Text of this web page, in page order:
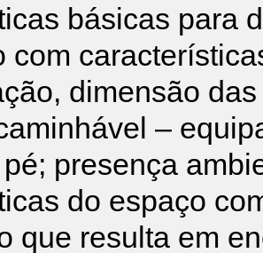
básicas para
com
dimensão
–
presença
do espaço
que resulta em